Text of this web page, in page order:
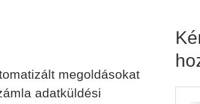
megoldásokat
adatküldési